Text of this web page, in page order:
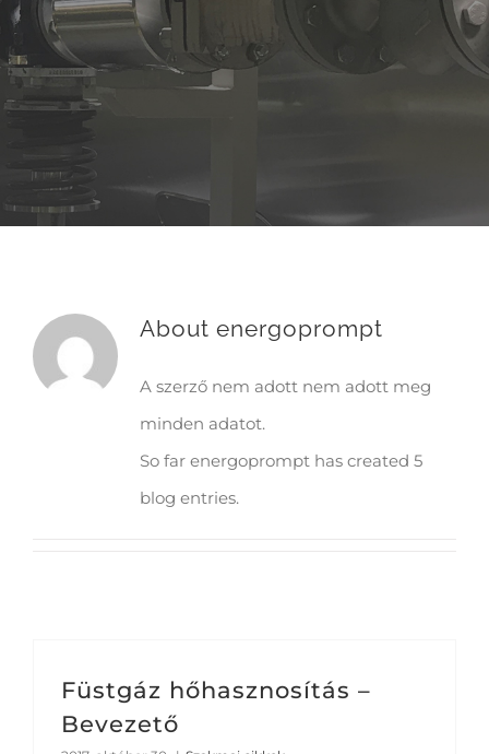
About energoprompt
A szerző nem adott nem adott meg
minden adatot.
So far energoprompt has created 5
blog entries.
Füstgáz hőhasznosítás –
Bevezető